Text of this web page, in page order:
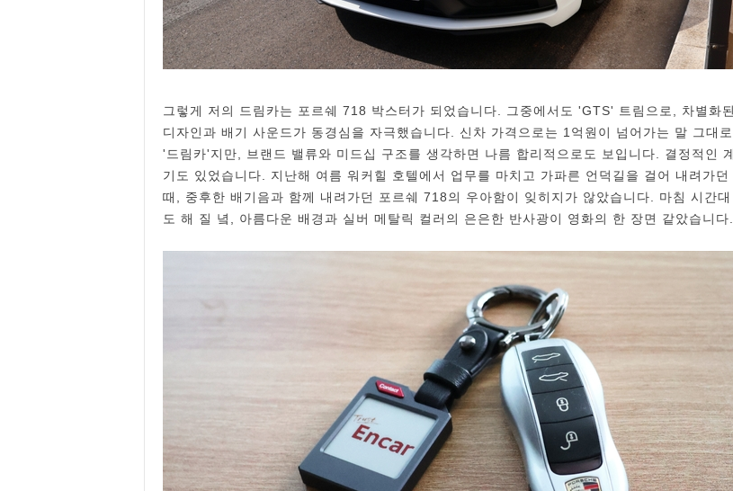
그렇게 저의 드림카는 포르쉐 718 박스터가 되었습니다. 그중에서도 'GTS' 트림으로, 차별화된
디자인과 배기 사운드가 동경심을 자극했습니다. 신차 가격으로는 1억원이 넘어가는 말 그대로
'드림카'지만, 브랜드 밸류와 미드십 구조를 생각하면 나름 합리적으로도 보입니다. 결정적인 계
기도 있었습니다. 지난해 여름 워커힐 호텔에서 업무를 마치고 가파른 언덕길을 걸어 내려가던
때, 중후한 배기음과 함께 내려가던 포르쉐 718의 우아함이 잊히지가 않았습니다. 마침 시간대
도 해 질 녘, 아름다운 배경과 실버 메탈릭 컬러의 은은한 반사광이 영화의 한 장면 같았습니다.